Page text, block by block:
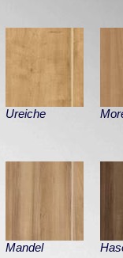
Ureiche
Mandel